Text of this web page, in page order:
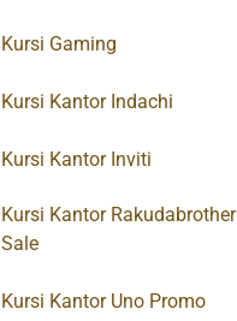
Kursi Gaming
Kursi Kantor Indachi
Kursi Kantor Inviti
Kursi Kantor Rakudabrother
Sale
Kursi Kantor Uno Promo